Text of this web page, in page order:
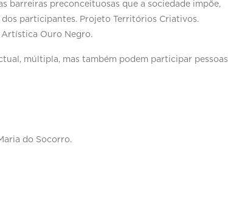
barreiras preconceituosas que a sociedade impõe,
participantes. Projeto Territórios Criativos.
Artística Ouro Negro.
múltipla, mas também podem participar pessoas
do Socorro.